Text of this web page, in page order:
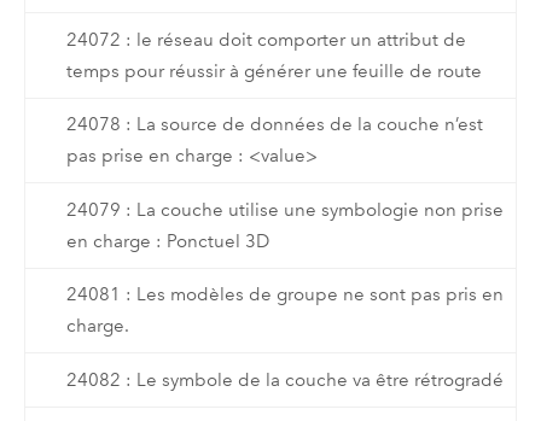
24072 : le réseau doit comporter un attribut de
temps pour réussir à générer une feuille de route
24078 : La source de données de la couche n’est
pas prise en charge : <value>
24079 : La couche utilise une symbologie non prise
en charge : Ponctuel 3D
24081 : Les modèles de groupe ne sont pas pris en
charge.
24082 : Le symbole de la couche va être rétrogradé